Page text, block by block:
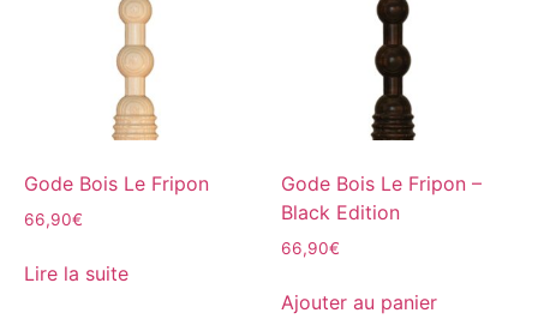
Gode Bois Le Fripon
66,90€
Lire la suite
Gode Bois Le Fripon –
Black Edition
66,90€
Ajouter au panier